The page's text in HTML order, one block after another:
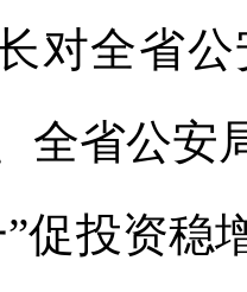
对全省
全省公安
”促投资